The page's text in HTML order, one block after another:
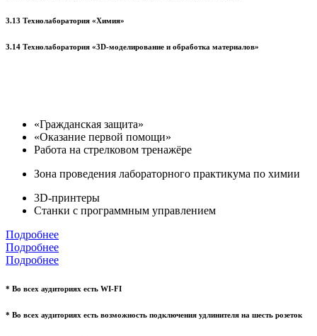
3.13 Технолаборатория «Химия»
3.14 Технолаборатория «3D-моделирование и обработка материалов»
«Гражданская защита»
«Оказание первой помощи»
Работа на стрелковом тренажёре
Зона проведения лабораторного практикума по химии
3D-принтеры
Станки с программным управлением
Подробнее
Подробнее
Подробнее
* Во всех аудиториях есть WI-FI
* Во всех аудиториях есть возможность подключения удлинителя на шесть розеток